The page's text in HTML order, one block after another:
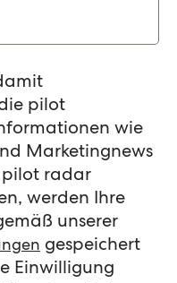
pilot
wie
Marketingnews
pilot radar
werden Ihre
unserer
gespeichert
Einwilligung